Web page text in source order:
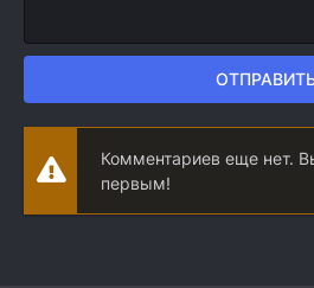
Комментариев еще нет.
первым!